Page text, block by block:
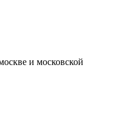
и московской